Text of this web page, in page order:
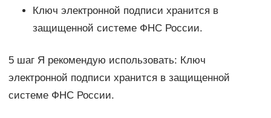
Ключ электронной подписи хранится в
защищенной системе ФНС России.
5 шаг Я рекомендую использовать: Ключ
электронной подписи хранится в защищенной
системе ФНС России.